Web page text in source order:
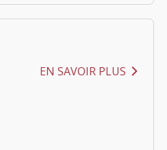
EN SAVOIR PLUS